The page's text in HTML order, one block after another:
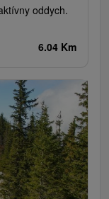
oddych.
6.04 Km